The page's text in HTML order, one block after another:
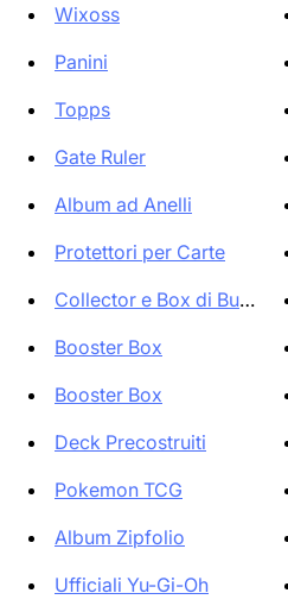
Wixoss
Panini
Topps
Gate Ruler
Album ad Anelli
Protettori per Carte
Collector e Box di Buste
Booster Box
Booster Box
Deck Precostruiti
Pokemon TCG
Album Zipfolio
Ufficiali Yu-Gi-Oh